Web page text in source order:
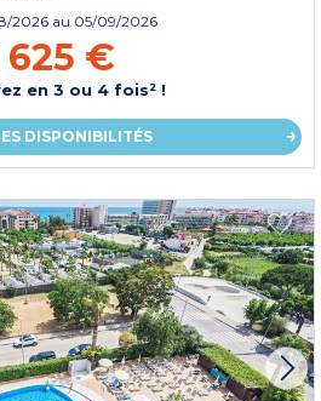
2026 au 05/09/2026
625 €
en 3 ou 4 fois² !
DISPONIBILITÉS